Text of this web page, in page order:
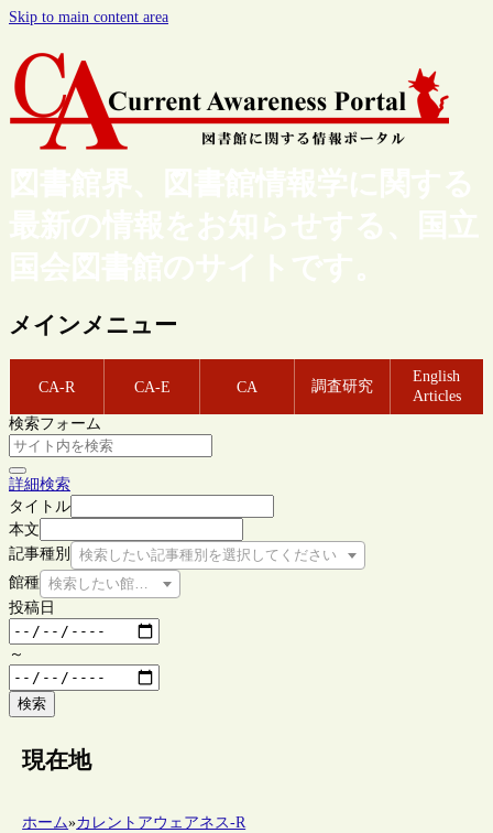
Skip to main content area
図書館界、図書館情報学に関する
最新の情報をお知らせする、国立
国会図書館のサイトです。
メインメニュー
CA-R CA-E CA 調査研究
English
Articles
検索フォーム
詳細検索
タイトル
本文
記事種別
検索したい記事種別を選択してください
館種 検索したい館種を選択してください
投稿日
～
検索
現在地
ホーム»カレントアウェアネス-R